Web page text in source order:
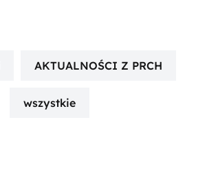
AKTUALNOŚCI Z PRCH
wszystkie